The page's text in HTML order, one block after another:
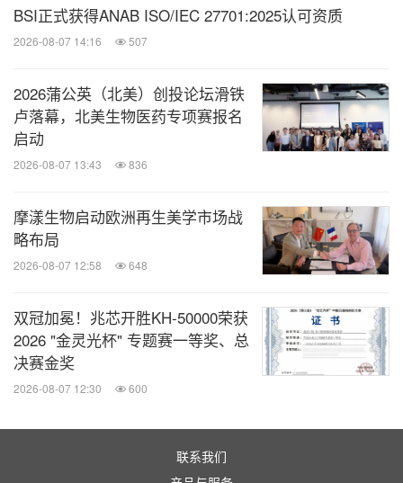
BSI正式获得ANAB ISO/IEC 27701:2025认可资质
2026-08-07 14:16 507
2026蒲公英（北美）创投论坛滑铁
卢落幕，北美生物医药专项赛报名
启动
2026-08-07 13:43 836
摩漾生物启动欧洲再生美学市场战
略布局
2026-08-07 12:58 648
双冠加冕！兆芯开胜KH‑50000荣获
2026 "金灵光杯" 专题赛一等奖、总
决赛金奖
2026-08-07 12:30 600
联系我们